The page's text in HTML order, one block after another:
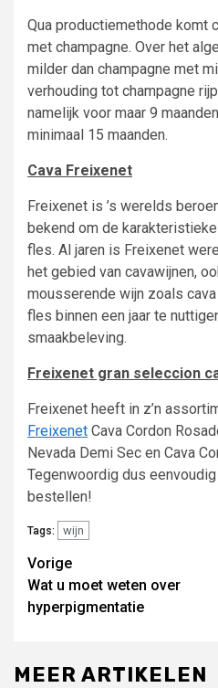
Qua productiemethode komt
met champagne. Over het
milder dan champagne met
verhouding tot champagne
namelijk voor maar 9
minimaal 15 maanden.
Cava Freixenet
Freixenet is ’s werelds
bekend om de karakteristieke
fles. Al jaren is Freixenet
het gebied van cavawijnen,
mousserende wijn zoals
fles binnen een jaar te
smaakbeleving.
Freixenet gran seleccion
Freixenet heeft in z’n
Freixenet Cava Cordon
Nevada Demi Sec en Cava
Tegenwoordig dus
bestellen!
Tags: wijn
Lees
verder
Vorige
Wat u moet weten over
hyperpigmentatie
MEER ARTIKELEN